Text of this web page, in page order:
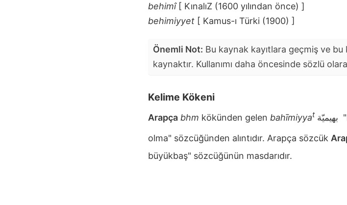
behimî[ KınalıZ (1600 yılından önce) ]
behimiyyet [ Kamus-ı Türki (1900) ]
Önemli Not: Bu kaynak kayıtlara geçmiş ve bu
kaynaktır. Kullanımı daha öncesinde sözlü
Kelime Kökeni
Arapça bhm kökünden gelen bahīmiyyat
olma" sözcüğünden alıntıdır. Arapça sözcük
büyükbaş" sözcüğünün masdarıdır.